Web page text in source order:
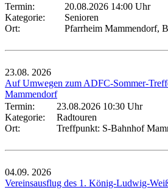
Termin:
20.08.2026 14:00 Uhr
Kategorie:
Senioren
Ort:
Pfarrheim Mammendorf,
23.08. 2026
Auf Umwegen zum ADFC-Sommer-
Mammendorf
Termin:
23.08.2026 10:30 Uhr
Kategorie:
Radtouren
Ort:
Treffpunkt: S-Bahnhof
04.09. 2026
Vereinsausflug des 1. König-Ludwig-